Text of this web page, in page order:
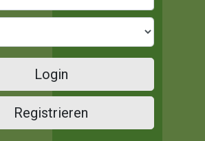
Login
Registrieren